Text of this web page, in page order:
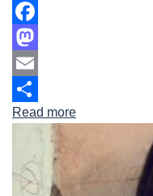
Facebook
Mastodon
Email
Share
Read more